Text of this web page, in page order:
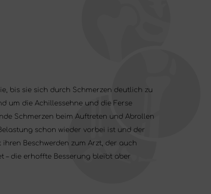
bis sie sich durch Schmerzen deutlich zu
um die Achillessehne und die Ferse
Schmerzen beim Auftreten und Abrollen
schon wieder vorbei ist und der
Beschwerden zum Arzt, der auch
– die erhoffte Besserung bleibt aber